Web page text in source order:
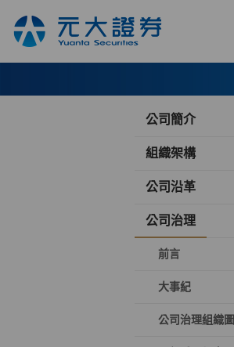
公司簡介
組織架構
公司沿革
公司治理
前言
大事紀
公司治理組織圖